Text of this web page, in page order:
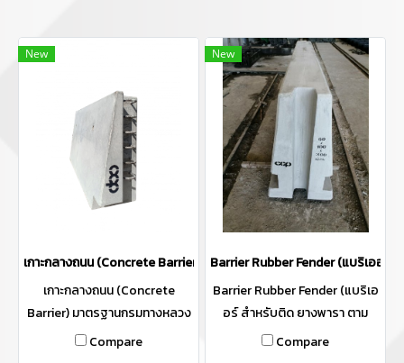
New
เกาะกลางถนน (Concrete Barrier) มาตรฐานกรมทางหลวงชนบท 2564 (
เกาะกลางถนน (Concrete
Barrier) มาตรฐานกรมทางหลวง
ชนบท 2564 (กำแพงคอนกรีต กั้น
Compare
New
Barrier Rubber Fender (แบริเออร์
Barrier Rubber Fender (แบริเอ
อร์ สำหรับติด ยางพารา ตาม
มาตราฐาน ท.ช.พิเศษ 2/2563)
Compare